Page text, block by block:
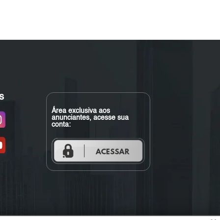
Área exclusiva aos
anunciantes, acesse sua
conta: